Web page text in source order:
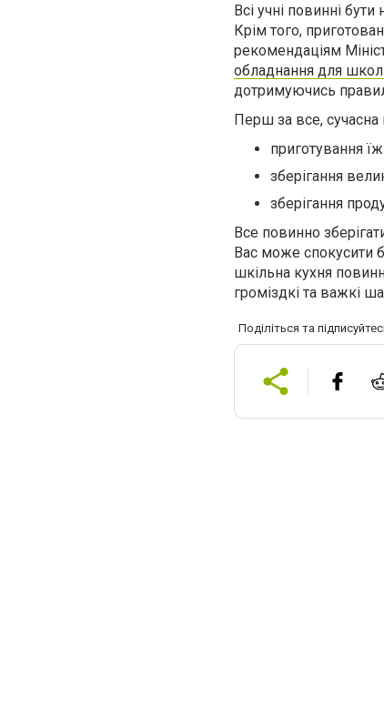
Всі учні повинні
Крім того,
рекомендаціям
обладнання для
дотримуючись
Перш за все,
приготування
зберігання
зберігання
Все повинно
Вас може спокусити
шкільна кухня
громіздкі та важкі
Поділіться та